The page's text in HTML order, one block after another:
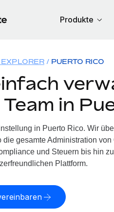
Produkte
PUERTO RICO
Team in
in Puerto Rico. Wir
die gesamte Administration
und Steuern bis hin
Plattform.